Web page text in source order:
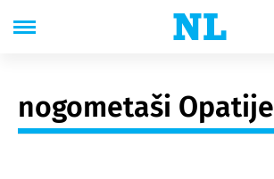
nogometaši Opatije